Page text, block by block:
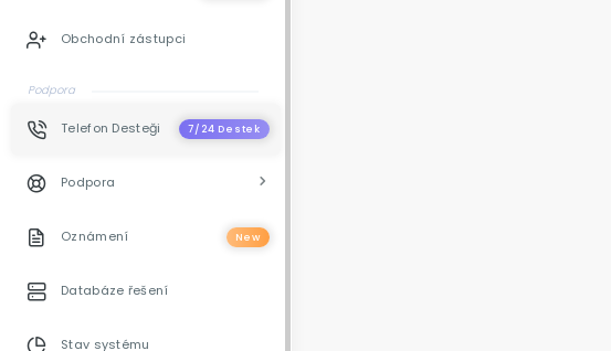
Obchodní zástupci
Podpora
Telefon Desteği 7/24 Destek
Podpora
Oznámení New
Databáze řešení
Stav systému